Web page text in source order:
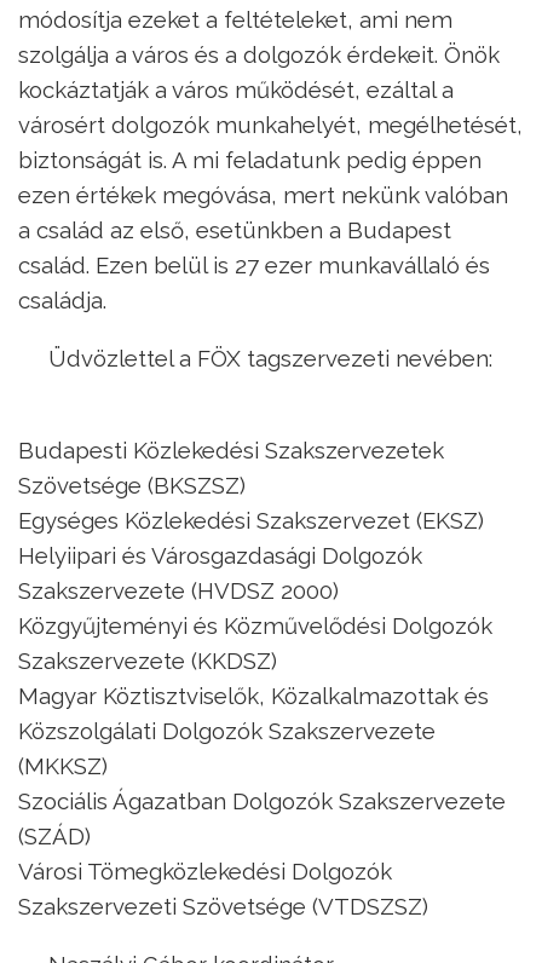
módosítja ezeket a feltételeket, ami nem
szolgálja a város és a dolgozók érdekeit. Önök
kockáztatják a város működését, ezáltal a
városért dolgozók munkahelyét, megélhetését,
biztonságát is. A mi feladatunk pedig éppen
ezen értékek megóvása, mert nekünk valóban
a család az első, esetünkben a Budapest
család. Ezen belül is 27 ezer munkavállaló és
családja.
Üdvözlettel a FÖX tagszervezeti nevében:
Budapesti Közlekedési Szakszervezetek
Szövetsége (BKSZSZ)
Egységes Közlekedési Szakszervezet (EKSZ)
Helyiipari és Városgazdasági Dolgozók
Szakszervezete (HVDSZ 2000)
Közgyűjteményi és Közművelődési Dolgozók
Szakszervezete (KKDSZ)
Magyar Köztisztviselők, Közalkalmazottak és
Közszolgálati Dolgozók Szakszervezete
(MKKSZ)
Szociális Ágazatban Dolgozók Szakszervezete
(SZÁD)
Városi Tömegközlekedési Dolgozók
Szakszervezeti Szövetsége (VTDSZSZ)